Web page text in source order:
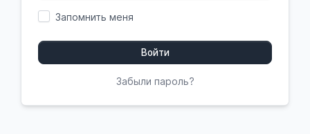
Запомнить меня
Войти
Забыли пароль?